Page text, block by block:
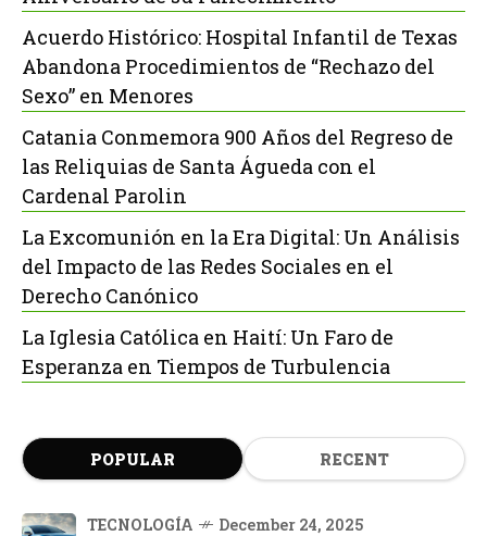
Acuerdo Histórico: Hospital Infantil de Texas
Abandona Procedimientos de “Rechazo del
Sexo” en Menores
Catania Conmemora 900 Años del Regreso de
las Reliquias de Santa Águeda con el
Cardenal Parolin
La Excomunión en la Era Digital: Un Análisis
del Impacto de las Redes Sociales en el
Derecho Canónico
La Iglesia Católica en Haití: Un Faro de
Esperanza en Tiempos de Turbulencia
POPULAR RECENT
TECNOLOGÍA December 24, 2025